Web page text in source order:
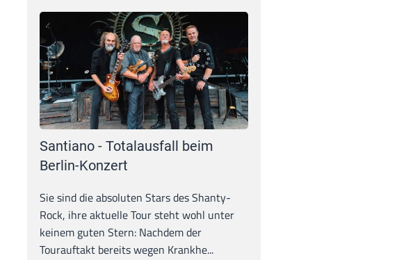
Santiano - Totalausfall beim
Berlin-Konzert
Sie sind die absoluten Stars des Shanty-
Rock, ihre aktuelle Tour steht wohl unter
keinem guten Stern: Nachdem der
Tourauftakt bereits wegen Krankhe...